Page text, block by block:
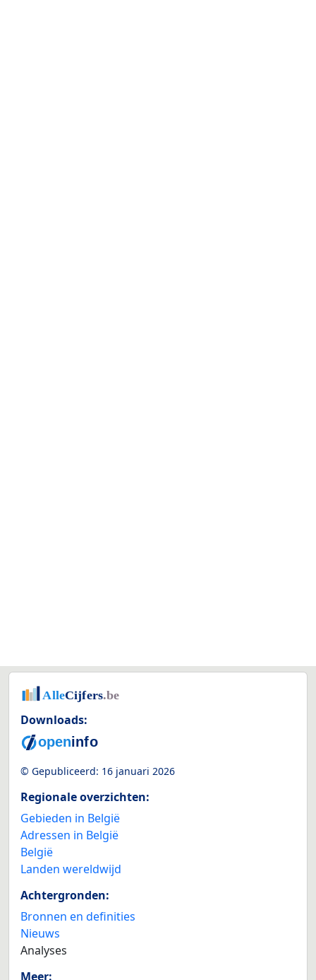
Downloads:
© Gepubliceerd: 16 januari 2026
Regionale overzichten:
Gebieden in België
Adressen in België
België
Landen wereldwijd
Achtergronden:
Bronnen en definities
Nieuws
Analyses
Meer: